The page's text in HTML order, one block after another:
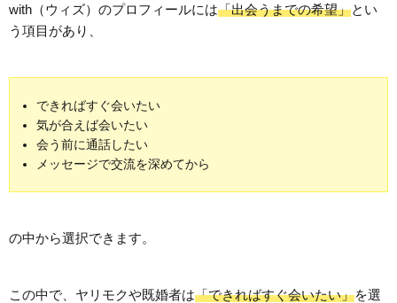
with（ウィズ）のプロフィールには「出会うまでの希望」とい
う項目があり、
できればすぐ会いたい
気が合えば会いたい
会う前に通話したい
メッセージで交流を深めてから
の中から選択できます。
この中で、ヤリモクや既婚者は「できればすぐ会いたい」を選